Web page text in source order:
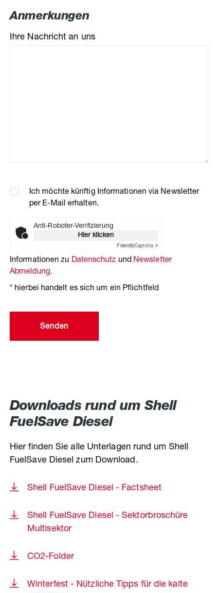
Anmerkungen
Ihre Nachricht an uns
Ich möchte künftig Informationen via Newsletter
per E-Mail erhalten.
Anti-Roboter-Verifizierung
Hier klicken
FriendlyCaptcha ⇗
Informationen zu Datenschutz und Newsletter
Abmeldung.
* hierbei handelt es sich um ein Pflichtfeld
Senden
Downloads rund um Shell
FuelSave Diesel
Hier finden Sie alle Unterlagen rund um Shell
FuelSave Diesel zum Download.
Shell FuelSave Diesel - Factsheet
Shell FuelSave Diesel - Sektorbroschüre
Multisektor
CO2-Folder
Winterfest - Nützliche Tipps für die kalte